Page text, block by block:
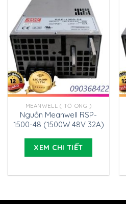
MEANWELL ( TỔ ONG )
Nguồn Meanwell RSP-
1500-48 (1500W 48V 32A)
XEM CHI TIẾT